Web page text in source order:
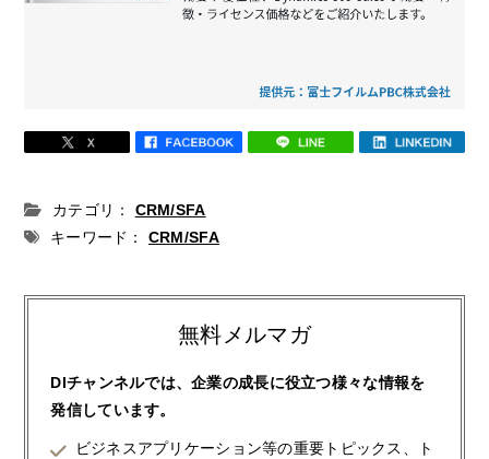
カテゴリ：
CRM/SFA
キーワード：
CRM/SFA
無料メルマガ
DIチャンネルでは、企業の成長に役立つ様々な情報を
発信しています。
ビジネスアプリケーション等の重要トピックス、ト